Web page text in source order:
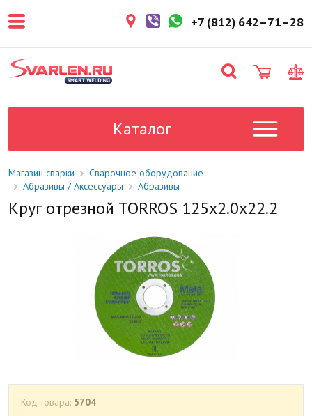
более 3 рабочих дней.
поставки в магазин: 1-2 рабочих
дня.
Данный товар отсутствует на
уточните у менеджера.
+7 (812) 642–71–28
Каталог
Магазин сварки
Сварочное оборудование
Абразивы / Аксессуары
Абразивы
Круг отрезной TORROS 125x2.0x22.2
Код товара: 5704